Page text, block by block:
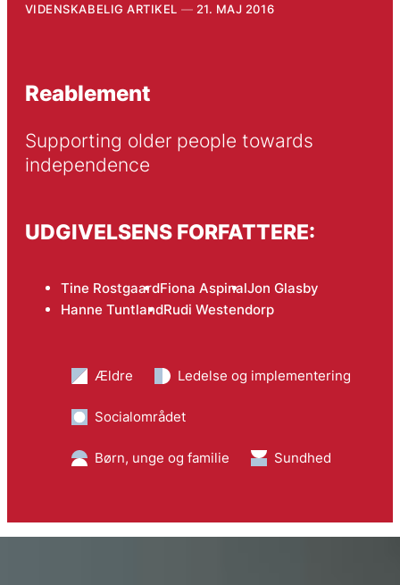
VIDENSKABELIG ARTIKEL 21. MAJ 2016
Reablement
Supporting older people towards
independence
UDGIVELSENS FORFATTERE:
Tine RostgaardFiona AspinalJon Glasby
Hanne TuntlandRudi Westendorp
Ældre Ledelse og implementering
Socialområdet
Børn, unge og familie Sundhed